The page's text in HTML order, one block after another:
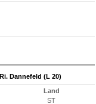
Dannefeld (L 20)
Land
ST